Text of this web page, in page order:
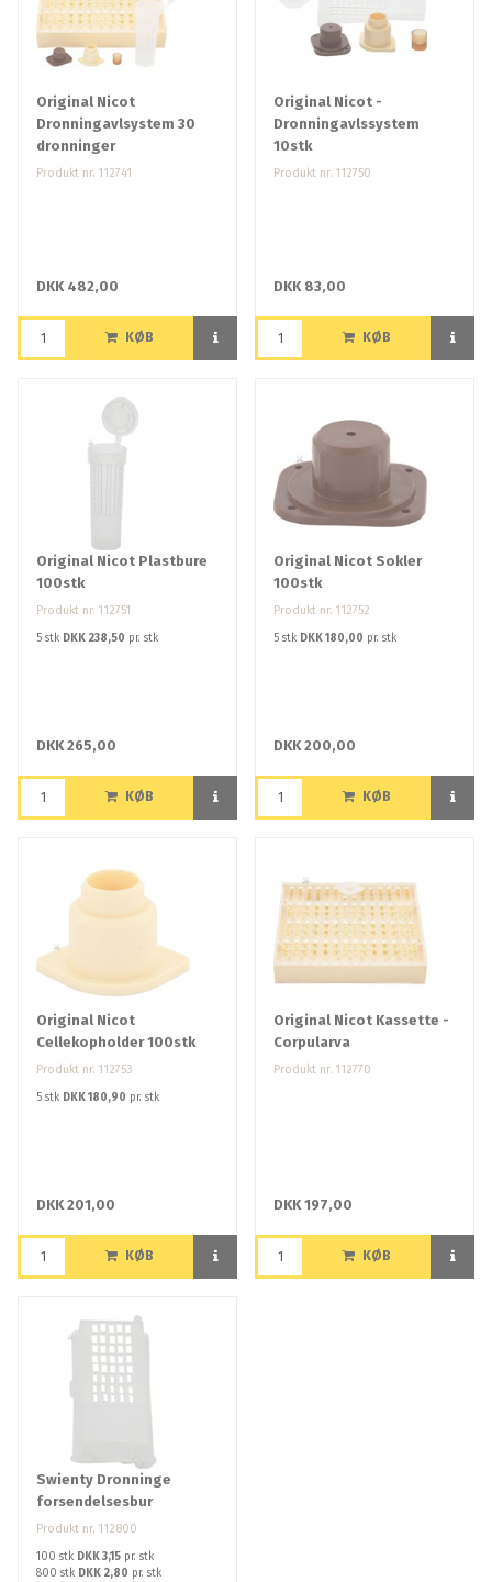
Original Nicot
Dronningavlsystem 30
dronninger
Produkt nr. 112741
DKK 482,00
KØB
Original Nicot -
Dronningavlssystem
10stk
Produkt nr. 112750
DKK 83,00
KØB
Original Nicot Plastbure
100stk
Produkt nr. 112751
5 stk DKK 238,50 pr. stk
DKK 265,00
KØB
Original Nicot Sokler
100stk
Produkt nr. 112752
5 stk DKK 180,00 pr. stk
DKK 200,00
KØB
Original Nicot
Cellekopholder 100stk
Produkt nr. 112753
5 stk DKK 180,90 pr. stk
DKK 201,00
KØB
Original Nicot Kassette -
Corpularva
Produkt nr. 112770
DKK 197,00
KØB
Swienty Dronninge
forsendelsesbur
Produkt nr. 112800
100 stk DKK 3,15 pr. stk
800 stk DKK 2,80 pr. stk